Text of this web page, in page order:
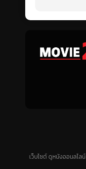
เว็บไซต์ ดูหนังออนลไลน์